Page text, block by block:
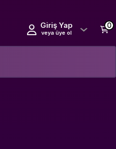
Giriş Yap
veya üye ol
0